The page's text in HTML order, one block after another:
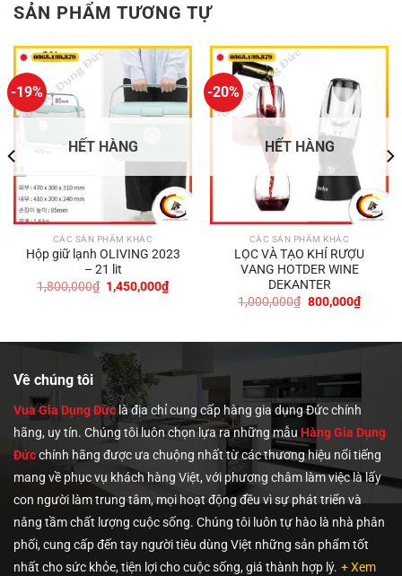
SẢN PHẨM TƯƠNG TỰ
-19%
HẾT HÀNG
CÁC SẢN PHẨM KHÁC
Hộp giữ lạnh OLIVING 2023
– 21 lit
1,800,000₫ Giá
gốc
1,450,000₫Giá
hiện
-20%
HẾT HÀNG
CÁC SẢN PHẨM KHÁC
LỌC VÀ TẠO KHÍ RƯỢU
VANG HOTDER WINE
DEKANTER
1,000,000₫ Giá
800,000₫Giá
hiện
Về chúng tôi
Vua Gia Dụng Đứclà địa chỉ cung cấp hàng gia dụng Đức chính
hãng, uy tín. Chúng tôiluôn chọn lựa ra những mẫu Hàng Gia Dụng
Đứcchính hãng được ưa chuộng nhất từ các thương hiệu nổi tiếng
mang về phục vụ khách hàng Việt, với phương châm làm việc là lấy
con người làm trung tâm, mọi hoạt động đều vì sự phát triển và
nâng tầm chất lượng cuộc sống. Chúng tôi luôn tự hào là nhà phân
phối, cung cấp đến tay người tiêu dùng Việt những sản phẩm tốt
nhất cho sức khỏe, tiện lợi cho cuộc sống, giá thành hợp lý. + Xem